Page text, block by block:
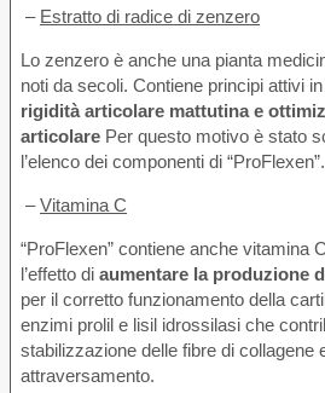
– Estratto di radice di zenzero
Lo zenzero è anche una pianta
noti da secoli. Contiene principi attivi
rigidità articolare mattutina e
articolare Per questo motivo è stato
l’elenco dei componenti di “ProFlexen”.
–Vitamina C
“ProFlexen” contiene anche vitamina
l’effetto di aumentare la produzione
per il corretto funzionamento della
enzimi prolil e lisil idrossilasi che
stabilizzazione delle fibre di collagene
attraversamento.